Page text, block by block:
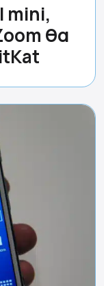
mini,
θα